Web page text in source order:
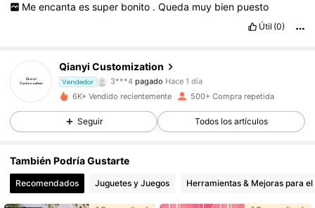
Me encanta es super bonito . Queda muy bien puesto
Útil (0)
Qianyi Customization
Vendedor
4,83
169 Seguidores
3***4 pagado Hace 1 día
c***c seguido hace Hace 1 día
169 Seguidores
6K+ Vendido recientemente 500+ Compra repetida
Seguir Todos los artículos
También Podría Gustarte
Recomendados Juguetes y Juegos Herramientas & Mejoras para el